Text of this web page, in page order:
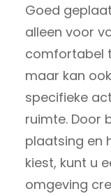
Goed
alleen voor
comfortabel
maar kan
specifieke
ruimte. Door
plaatsing en
kiest, kunt u
omgeving